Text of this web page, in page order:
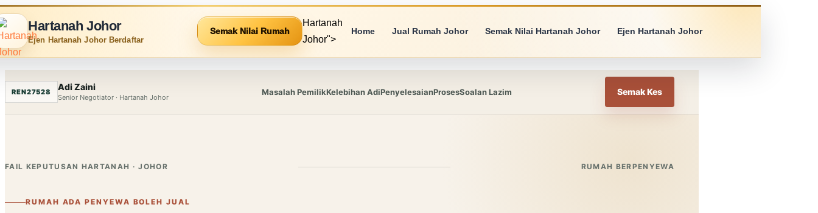
Hartanah Johor
Ejen Hartanah Johor Berdaftar
Semak Nilai Rumah
Hartanah
Johor">
Home Jual Rumah Johor Semak Nilai Hartanah Johor Ejen Hartanah Johor
REN27528 Adi Zaini
Senior Negotiator · Hartanah Johor
Masalah PemilikKelebihan AdiPenyelesaianProsesSoalan Lazim Semak Kes
FAIL KEPUTUSAN HARTANAH · JOHOR RUMAH BERPENYEWA
RUMAH ADA PENYEWA BOLEH JUAL